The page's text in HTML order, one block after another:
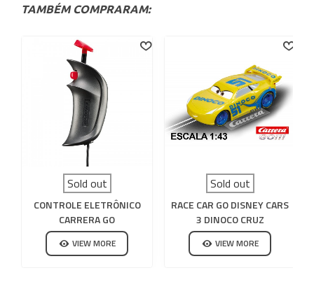
TAMBÉM COMPRARAM:
Sold out
CONTROLE ELETRÔNICO
CARRERA GO
VIEW MORE
Sold out
RACE CAR GO DISNEY CARS
3 DINOCO CRUZ
VIEW MORE